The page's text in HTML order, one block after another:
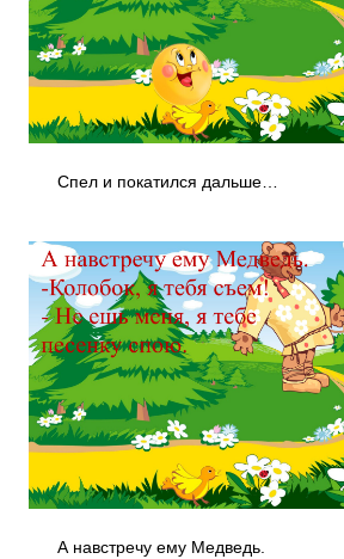
Спел и покатился дальше…
А навстречу ему Медведь.